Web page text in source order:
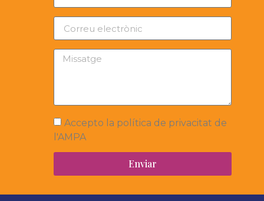
Accepto la política de privacitat de
l'AMPA
Enviar